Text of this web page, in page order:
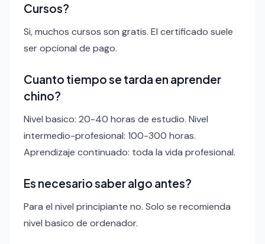
Cursos?
Si, muchos cursos son gratis. El certificado suele
ser opcional de pago.
Cuanto tiempo se tarda en aprender
chino?
Nivel basico: 20-40 horas de estudio. Nivel
intermedio-profesional: 100-300 horas.
Aprendizaje continuado: toda la vida profesional.
Es necesario saber algo antes?
Para el nivel principiante no. Solo se recomienda
nivel basico de ordenador.